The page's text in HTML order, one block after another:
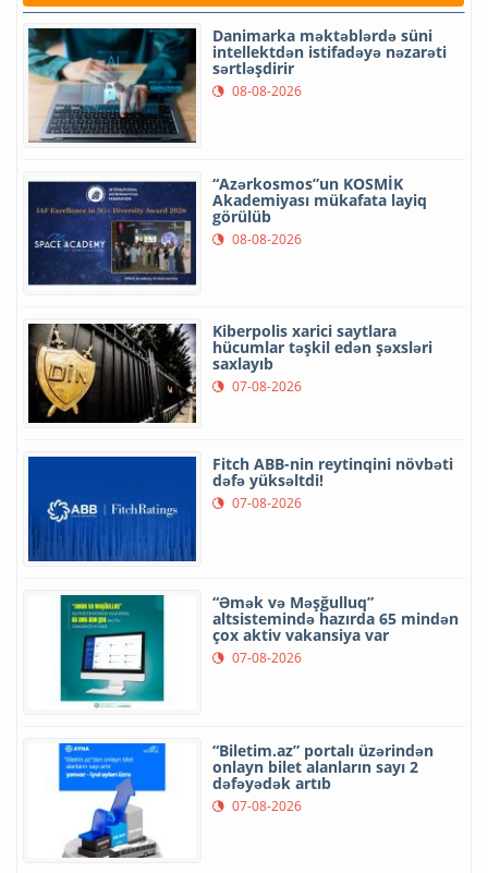
Danimarka məktəblərdə süni
intellektdən istifadəyə nəzarəti
sərtləşdirir
08-08-2026
“Azərkosmos”un KOSMİK
Akademiyası mükafata layiq
görülüb
08-08-2026
Kiberpolis xarici saytlara
hücumlar təşkil edən şəxsləri
saxlayıb
07-08-2026
Fitch ABB-nin reytinqini növbəti
dəfə yüksəltdi!
07-08-2026
“Əmək və Məşğulluq”
altsistemində hazırda 65 mindən
çox aktiv vakansiya var
07-08-2026
“Biletim.az” portalı üzərindən
onlayn bilet alanların sayı 2
dəfəyədək artıb
07-08-2026